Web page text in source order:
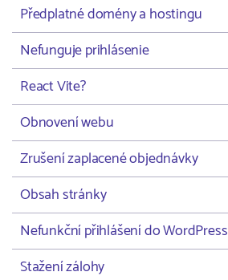
Předplatné domény a hostingu
Nefunguje prihlásenie
React Vite?
Obnovení webu
Zrušení zaplacené objednávky
Obsah stránky
Nefunkční přihlášení do WordPress
Stažení zálohy